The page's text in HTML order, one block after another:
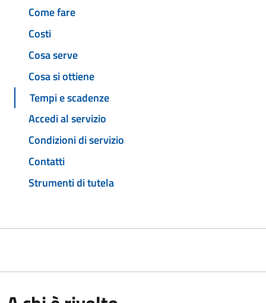
Come fare
Costi
Cosa serve
Cosa si ottiene
Tempi e scadenze
Accedi al servizio
Condizioni di servizio
Contatti
Strumenti di tutela